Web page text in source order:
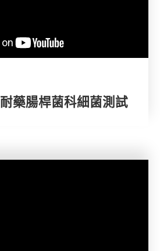
藥腸桿菌科細菌測試